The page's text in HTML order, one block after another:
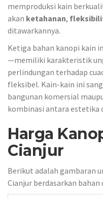
memproduksi kain
akan ketahanan,
ditawarkannya.
Ketiga bahan kanopi kain
—memiliki karakteristik
perlindungan terhadap
fleksibel. Kain-kain ini
bangunan komersial
kombinasi antara estetika
Harga
Cianjur
Berikut adalah gambaran
Cianjur berdasarkan bahan